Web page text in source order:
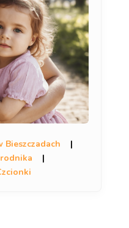
Bieszczadach
|
|